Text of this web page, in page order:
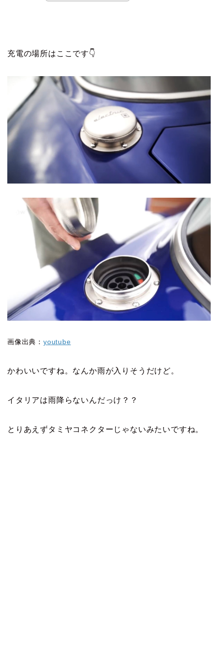
充電の場所はここです👇
画像出典： youtube
かわいいですね。なんか雨が入りそうだけど。
イタリアは雨降らないんだっけ？？
とりあえずタミヤコネクターじゃないみたいですね。